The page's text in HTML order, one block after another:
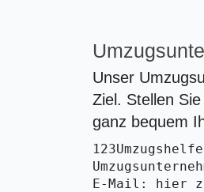
Unser
Ziel. Stellen
ganz bequem
E-Mail: hier